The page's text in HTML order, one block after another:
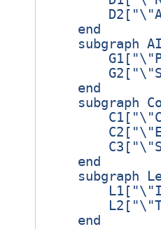
    end
subgraph
    end
subgraph
    end
subgraph
    end